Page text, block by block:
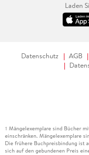
Laden
Datenschutz AGB
1 Mängelexemplare sind Bücher
einschränken. Mängelexemplare
Die frühere Buchpreisbindung ist
sich auf den gebundenen Preis